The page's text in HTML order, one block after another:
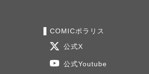
COMICポラリス
公式X
公式Youtube